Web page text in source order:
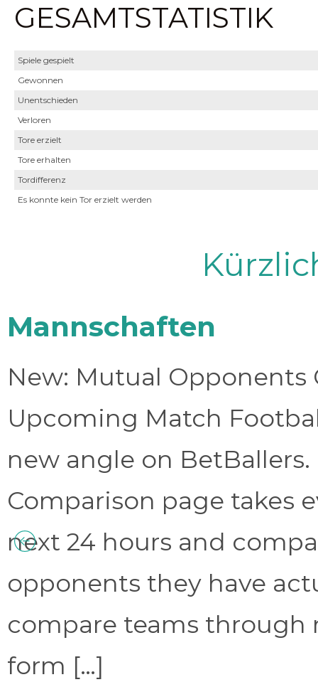
GESAMTSTATISTIK
Spiele gespielt
Gewonnen
Unentschieden
Verloren
Tore erzielt
Tore erhalten
Tordifferenz
Es konnte kein Tor erzielt werden
Mannschaften
New: Mutual Opponents
Upcoming Match
new angle on
Comparison page takes
next 24 hours and
opponents they have
compare teams through
form […]